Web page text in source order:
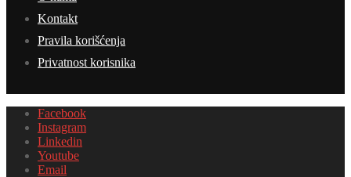
Kontakt
Pravila korišćenja
Privatnost korisnika
Facebook
Instagram
Linkedin
Youtube
Email